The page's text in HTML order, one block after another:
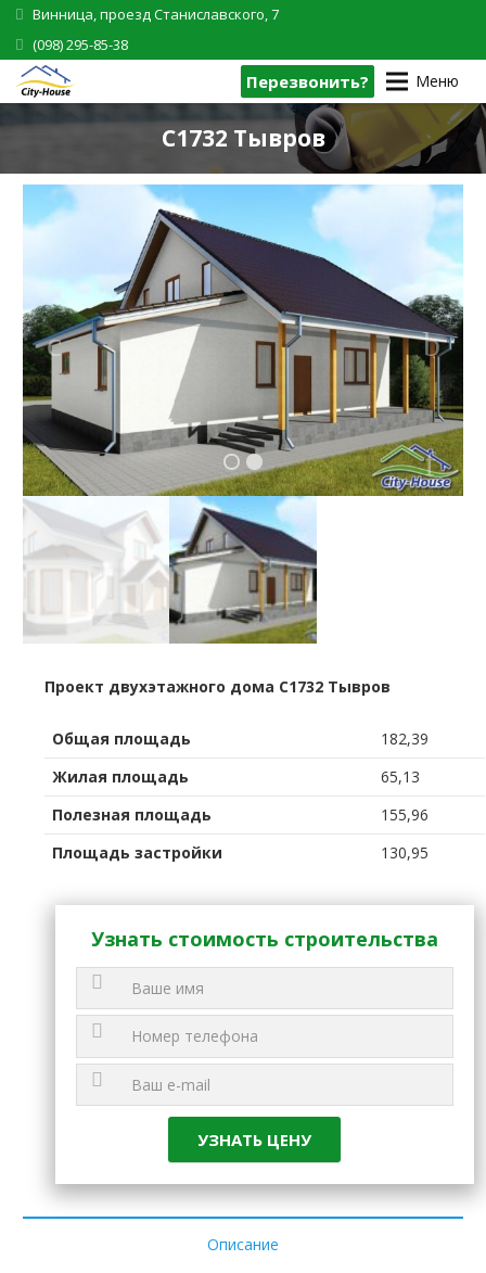
Винница, проезд Станиславского, 7
(098) 295-85-38
Перезвонить? Меню
C1732 Тывров
1 2
Проект двухэтажного дома C1732 Тывров
Общая площадь
182,39
Жилая площадь
65,13
Полезная площадь
155,96
Площадь застройки
130,95
Узнать стоимость строительства
Описание